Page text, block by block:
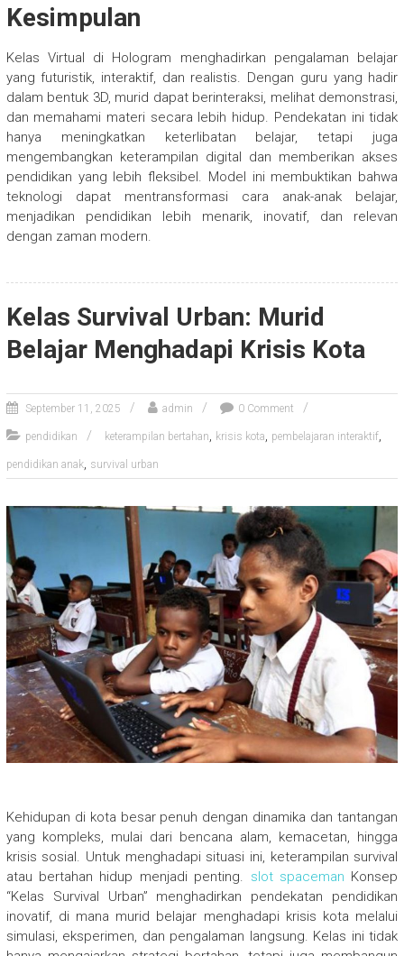
Kesimpulan
Kelas Virtual di Hologram menghadirkan pengalaman belajar
yang futuristik, interaktif, dan realistis. Dengan guru yang hadir
dalam bentuk 3D, murid dapat berinteraksi, melihat demonstrasi,
dan memahami materi secara lebih hidup. Pendekatan ini tidak
hanya meningkatkan keterlibatan belajar, tetapi juga
mengembangkan keterampilan digital dan memberikan akses
pendidikan yang lebih fleksibel. Model ini membuktikan bahwa
teknologi dapat mentransformasi cara anak-anak belajar,
menjadikan pendidikan lebih menarik, inovatif, dan relevan
dengan zaman modern.
Kelas Survival Urban: Murid
Belajar Menghadapi Krisis Kota
September 11, 2025 admin 0 Comment
pendidikan keterampilan bertahan, krisis kota, pembelajaran interaktif,
pendidikan anak, survival urban
Kehidupan di kota besar penuh dengan dinamika dan tantangan
yang kompleks, mulai dari bencana alam, kemacetan, hingga
krisis sosial. Untuk menghadapi situasi ini, keterampilan survival
atau bertahan hidup menjadi penting. slot spaceman Konsep
“Kelas Survival Urban” menghadirkan pendekatan pendidikan
inovatif, di mana murid belajar menghadapi krisis kota melalui
simulasi, eksperimen, dan pengalaman langsung. Kelas ini tidak